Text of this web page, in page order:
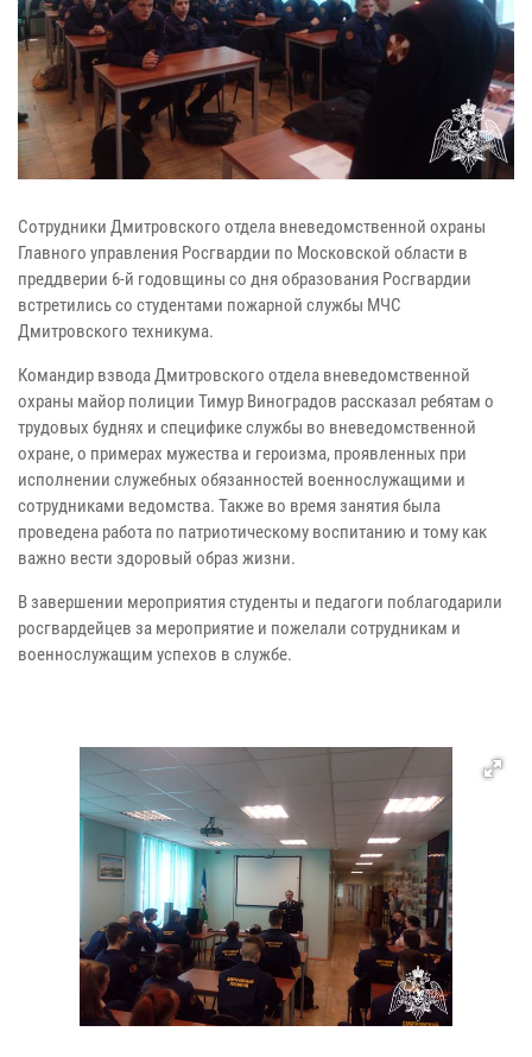
Сотрудники Дмитровского отдела вневедомственной охраны
Главного управления Росгвардии по Московской области в
преддверии 6-й годовщины со дня образования Росгвардии
встретились со студентами пожарной службы МЧС
Дмитровского техникума.
Командир взвода Дмитровского отдела вневедомственной
охраны майор полиции Тимур Виноградов рассказал ребятам о
трудовых буднях и специфике службы во вневедомственной
охране, о примерах мужества и героизма, проявленных при
исполнении служебных обязанностей военнослужащими и
сотрудниками ведомства. Также во время занятия была
проведена работа по патриотическому воспитанию и тому как
важно вести здоровый образ жизни.
В завершении мероприятия студенты и педагоги поблагодарили
росгвардейцев за мероприятие и пожелали сотрудникам и
военнослужащим успехов в службе.